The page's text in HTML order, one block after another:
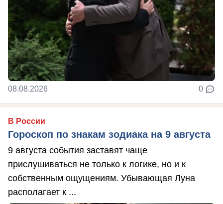
08.08.2026 0
В России
Гороскоп по знакам зодиака на 9 августа
9 августа события заставят чаще
прислушиваться не только к логике, но и к
собственным ощущениям. Убывающая Луна
располагает к ...